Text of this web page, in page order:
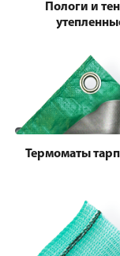
Пологи и
Термоматы